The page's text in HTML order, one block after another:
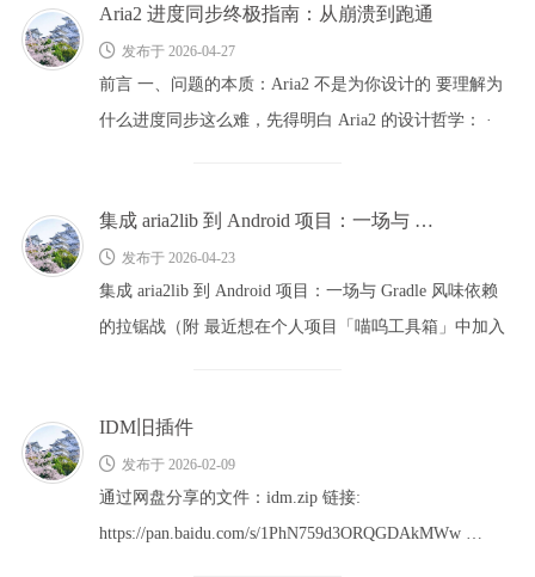
Aria2 进度同步终极指南：从崩溃到跑通
发布于 2026-04-27
前言 一、问题的本质：Aria2 不是为你设计的 要理解为
什么进度同步这么难，先得明白 Aria2 的设计哲学： ·
集成 aria2lib 到 Android 项目：一场与 Gradle 风味依赖的拉锯战（附最终解决方案）
发布于 2026-04-23
集成 aria2lib 到 Android 项目：一场与 Gradle 风味依赖
的拉锯战（附 最近想在个人项目「喵呜工具箱」中加入
IDM旧插件
发布于 2026-02-09
通过网盘分享的文件：idm.zip 链接:
https://pan.baidu.com/s/1PhN759d3ORQGDAkMWw …